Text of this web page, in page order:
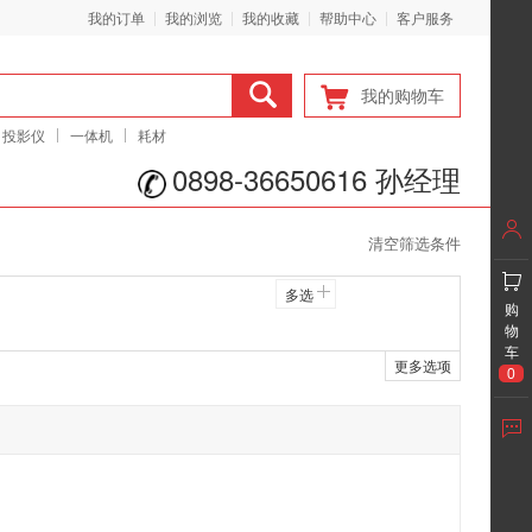
我的订单 我的浏览 我的收藏 帮助中心 客户服务
我的购物车
投影仪 一体机 耗材
0898-36650616 孙经理
清空筛选条件
多选
更多选项
购
物
车
0